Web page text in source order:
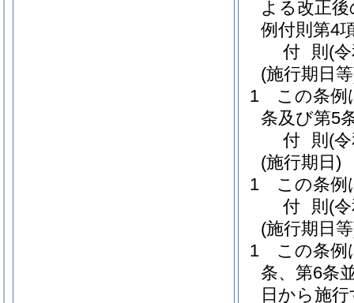
よる改正
例付則第4
付 則 (
(施行期日
1
この条例
条及び第5
付 則 (
(施行期日)
1
この条例
付 則 (
(施行期日
1
この条例
条、第6条
日から施